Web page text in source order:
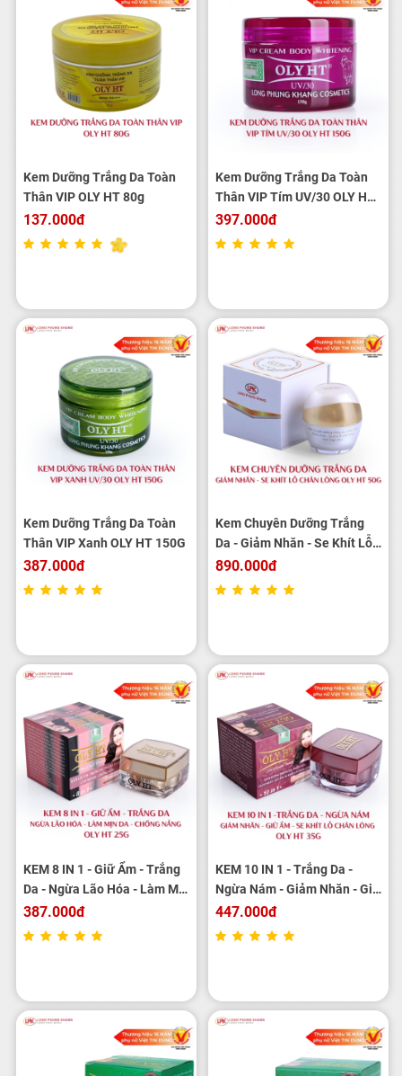
Kem Dưỡng Trắng Da Toàn
Thân VIP OLY HT 80g
137.000đ
Kem Dưỡng Trắng Da Toàn
Thân VIP Tím UV/30 OLY HT
150G
397.000đ
Kem Dưỡng Trắng Da Toàn
Thân VIP Xanh OLY HT 150G
387.000đ
Kem Chuyên Dưỡng Trắng
Da - Giảm Nhăn - Se Khít Lỗ
Chân Lông OLY HT 50g
890.000đ
KEM 8 IN 1 - Giữ Ẩm - Trắng
Da - Ngừa Lão Hóa - Làm Mịn
Da - Chống Nắng OLY HT 25g
387.000đ
KEM 10 IN 1 - Trắng Da -
Ngừa Nám - Giảm Nhăn - Giữ
Ẩm - Se Khít Lỗ Chân Lông
OLY HT 35G
447.000đ